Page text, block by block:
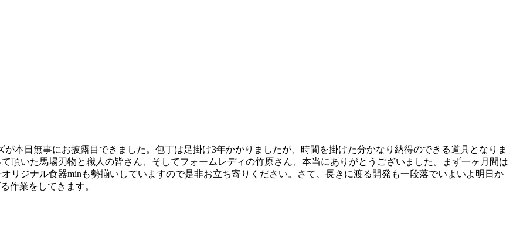
本日無事にお披露目できました。包丁は足掛け3年かかりましたが、時間を掛けた分かなり納得のできる道具となりま
頂いた馬場刃物と職人の皆さん、そしてフォームレディの竹原さん、本当にありがとうございました。まず一ヶ月間は
リジナル食器minも勢揃いしていますので是非お立ち寄りください。さて、長きに渡る開発も一段落でいよいよ明日か
作業をしてきます。